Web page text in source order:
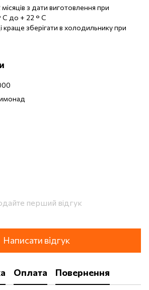
з дати виготовлення при
С до + 22 ° С
краще зберігати в холодильнику при
перший відгук
Написати відгук
Оплата Повернення